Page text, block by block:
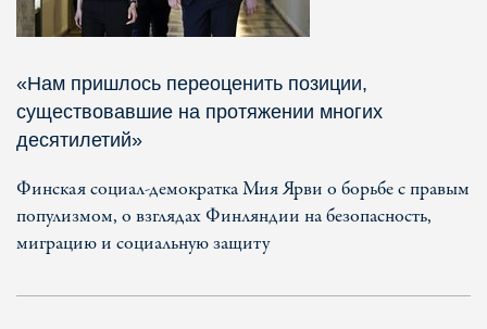
«Нам пришлось переоценить позиции,
существовавшие на протяжении многих
десятилетий»
Финская социал-демократка Мия Ярви о борьбе с правым
популизмом, о взглядах Финляндии на безопасность,
миграцию и социальную защиту